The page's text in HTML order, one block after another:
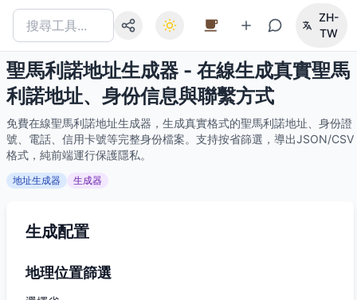
ZH-
TW
聖馬利諾地址生成器 - 在線生成真實聖馬
利諾地址、身份信息與聯繫方式
免費在線聖馬利諾地址生成器，生成真實格式的聖馬利諾地址、身份證
號、電話、信用卡號等完整身份檔案。支持按省篩選，導出JSON/CSV
格式，純前端運行保護隱私。
地址生成器 生成器
生成配置
地理位置篩選